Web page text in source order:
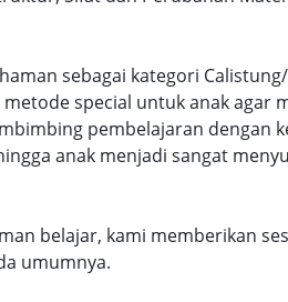
sebagai kategori
special untuk anak agar
pembelajaran dengan
anak menjadi sangat
belajar, kami memberikan
umumnya.